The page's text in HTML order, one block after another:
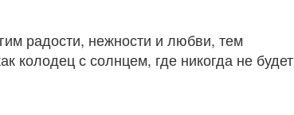
радости, нежности и любви, тем
колодец с солнцем, где никогда не будет